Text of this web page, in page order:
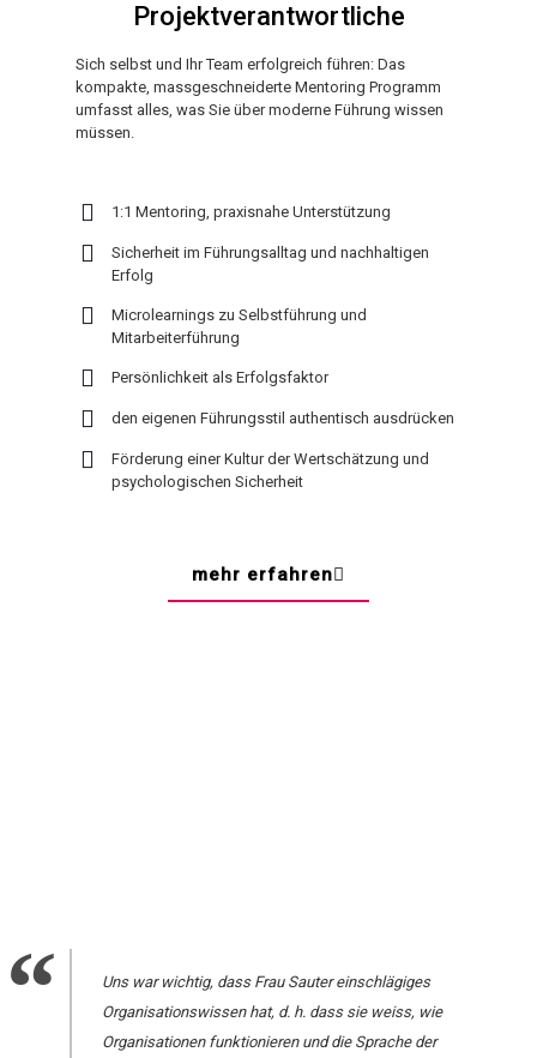
Projektverantwortliche
Sich selbst und Ihr Team erfolgreich führen: Das
kompakte, massgeschneiderte Mentoring Programm
umfasst alles, was Sie über moderne Führung wissen
müssen.
1:1 Mentoring, praxisnahe Unterstützung
Sicherheit im Führungsalltag und nachhaltigen
Erfolg
Microlearnings zu Selbstführung und
Mitarbeiterführung
Persönlichkeit als Erfolgsfaktor
den eigenen Führungsstil authentisch ausdrücken
Förderung einer Kultur der Wertschätzung und
psychologischen Sicherheit
mehr erfahren
Uns war wichtig, dass Frau Sauter einschlägiges
Organisationswissen hat, d. h. dass sie weiss, wie
Organisationen funktionieren und die Sprache der